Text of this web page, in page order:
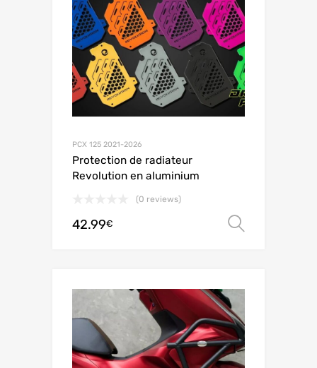
PCX 125 2021-2026
Protection de radiateur
Revolution en aluminium
(0 reviews)
42.99€